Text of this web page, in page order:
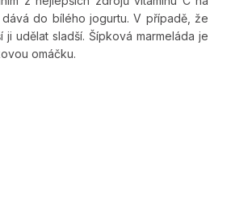
do bílého jogurtu. V případě, že
udělat sladší. Šípková marmeláda je
omáčku.